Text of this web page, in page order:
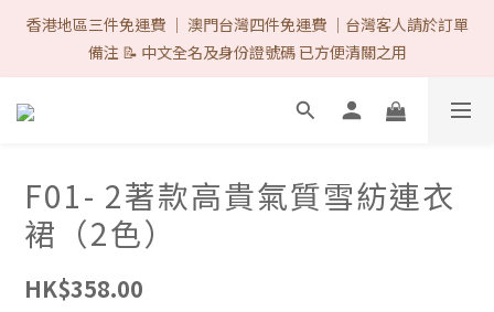
首次購物優惠 Follow IG & Like 3 posts 可減-$8 ♡（完成後DM取
優惠代碼）/ 網站所有的付款方式 1律免手續費. ♡
香港地區三件免運費 ｜ 澳門台灣四件免運費 ｜台灣客人請於訂單
備注 📝 中文全名及身份證號碼 已方便清關之用
首次購物優惠 Follow IG & Like 3 posts 可減-$8 ♡（完成後DM取
F01- 2著款高貴氣質雪紡連衣
裙（2色）
HK$358.00